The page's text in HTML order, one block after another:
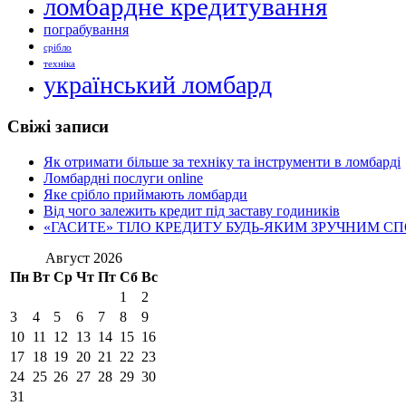
ломбардне кредитування
пограбування
срібло
техніка
український ломбард
Свіжі записи
Як отримати більше за техніку та інструменти в ломбарді
Ломбардні послуги online
Яке срібло приймають ломбарди
Від чого залежить кредит під заставу годиників
«ГАСИТЕ» ТІЛО КРЕДИТУ БУДЬ-ЯКИМ ЗРУЧНИМ
Август 2026
Пн Вт Ср Чт Пт Сб Вс
1
2
3
4 5 6 7 8
9
10 11 12 13 14 15 16
17 18 19 20 21 22 23
24 25 26 27 28 29 30
31